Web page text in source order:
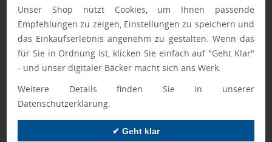
Unser Shop nutzt Cookies, um Ihnen passende
Empfehlungen zu zeigen, Einstellungen zu speichern und
das Einkaufserlebnis angenehm zu gestalten. Wenn das
für Sie in Ordnung ist, klicken Sie einfach auf "Geht Klar"
- und unser digitaler Bäcker macht sich ans Werk.
Weitere Details finden Sie in unserer
Datenschutzerklärung.
✔ Geht klar
einem Segment eignet sich der Schirm für eine sichtbare
Markenpräsenz im Golfumfeld. Der Windfang unterstützt
einen stabilen Einsatz bei windigen Bedingungen, während
die Pongé-Bespannung zuverlässigen Regenschutz bietet.
Im Kontext vonWerbeartikellässt sich der Schirm ebenso
als Teil einer Auswahl an Giveaways und
Merchandise
Artikeleinordnen; in Verbindung mit
unterstützt er eine konsistente